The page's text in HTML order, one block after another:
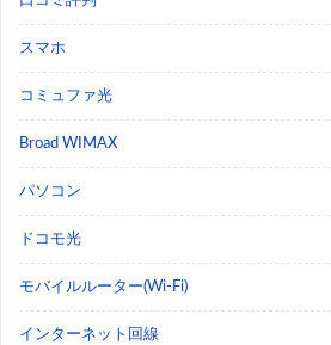
スマホ
コミュファ光
Broad WIMAX
パソコン
ドコモ光
モバイルルーター(Wi-Fi)
インターネット回線